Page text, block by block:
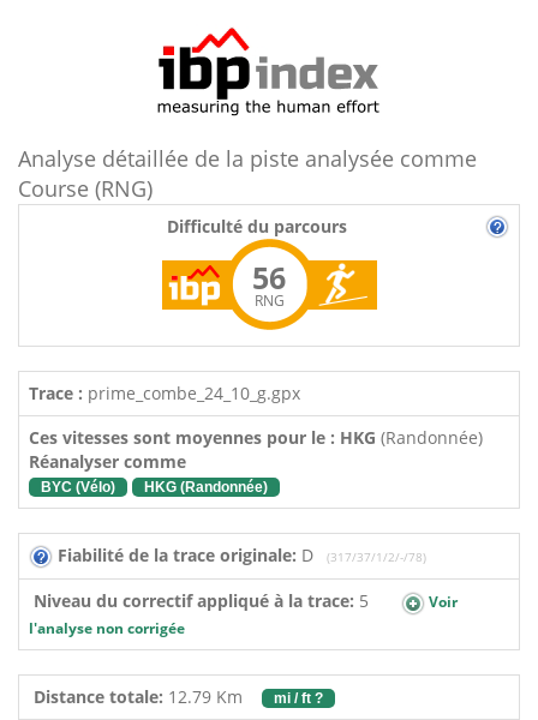
Analyse détaillée de la piste analysée comme
Course (RNG)
Difficulté du parcours
56
RNG
Trace : prime_combe_24_10_g.gpx
Ces vitesses sont moyennes pour le : HKG (Randonnée)
Réanalyser comme
BYC (Vélo) HKG (Randonnée)
Fiabilité de la trace originale: D (317/37/1/2/-/78)
Niveau du correctif appliqué à la trace: 5
Voir
l'analyse non corrigée
Distance totale: 12.79 Km mi / ft ?